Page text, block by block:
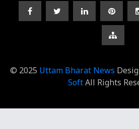
© 2025 Uttam Bharat News
SoftAll Rights